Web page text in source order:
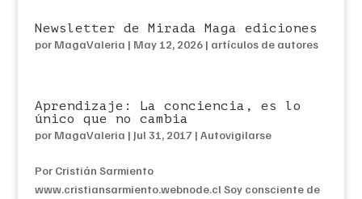
Newsletter de Mirada Maga ediciones
por MagaValeria | May 12, 2026| artículos de autores
Aprendizaje: La conciencia, es lo
único que no cambia
por MagaValeria | Jul 31, 2017 | Autovigilarse
Por Cristián Sarmiento
www.cristiansarmiento.webnode.cl Soy consciente de